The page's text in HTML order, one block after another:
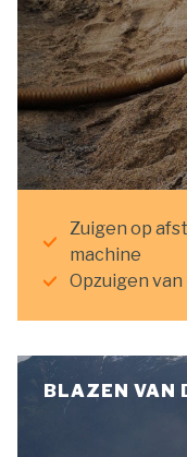
Zuigen op
machine
Opzuigen
BLAZEN VAN